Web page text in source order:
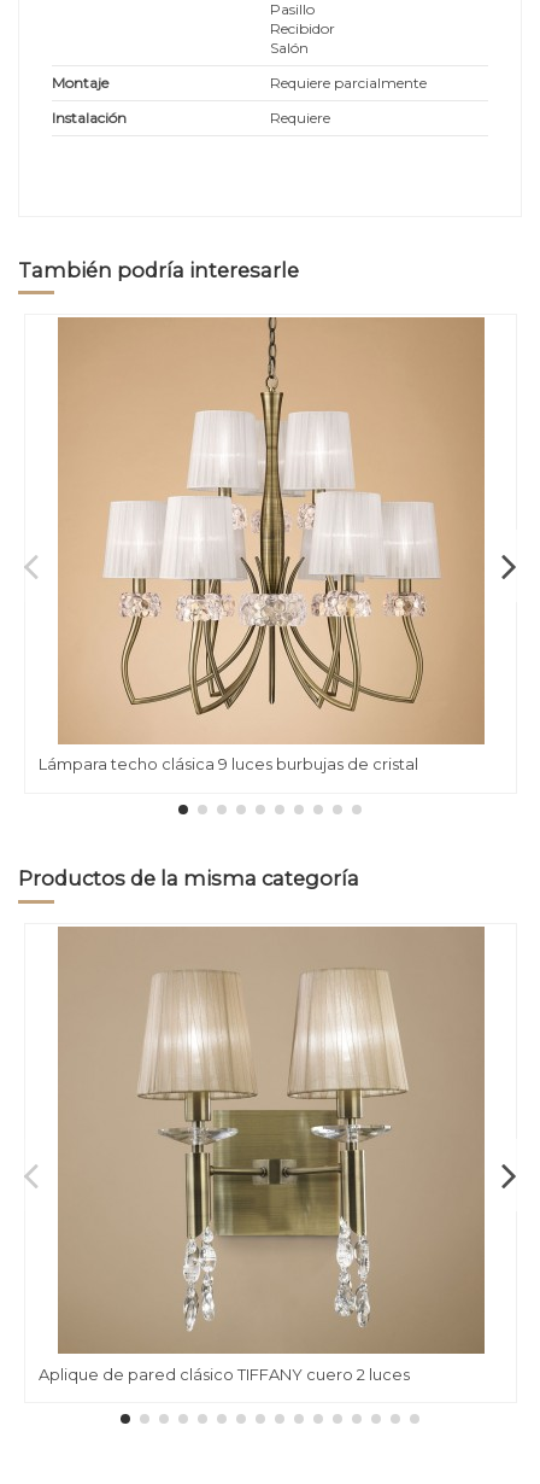
Pasillo
Recibidor
Salón
Montaje
Requiere parcialmente
Instalación
Requiere
También podría interesarle
Lámpara techo clásica 9 luces burbujas de cristal
Productos de la misma categoría
Aplique de pared clásico TIFFANY cuero 2 luces